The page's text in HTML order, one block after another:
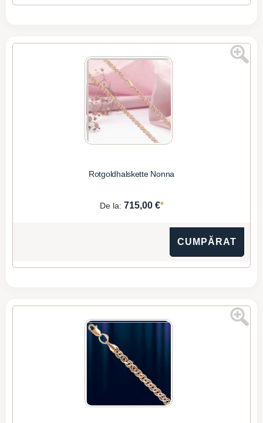
Rotgoldhalskette Nonna
De la: 715,00 €*
CUMPĂRAT